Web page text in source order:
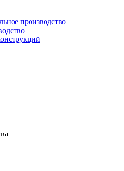
производство